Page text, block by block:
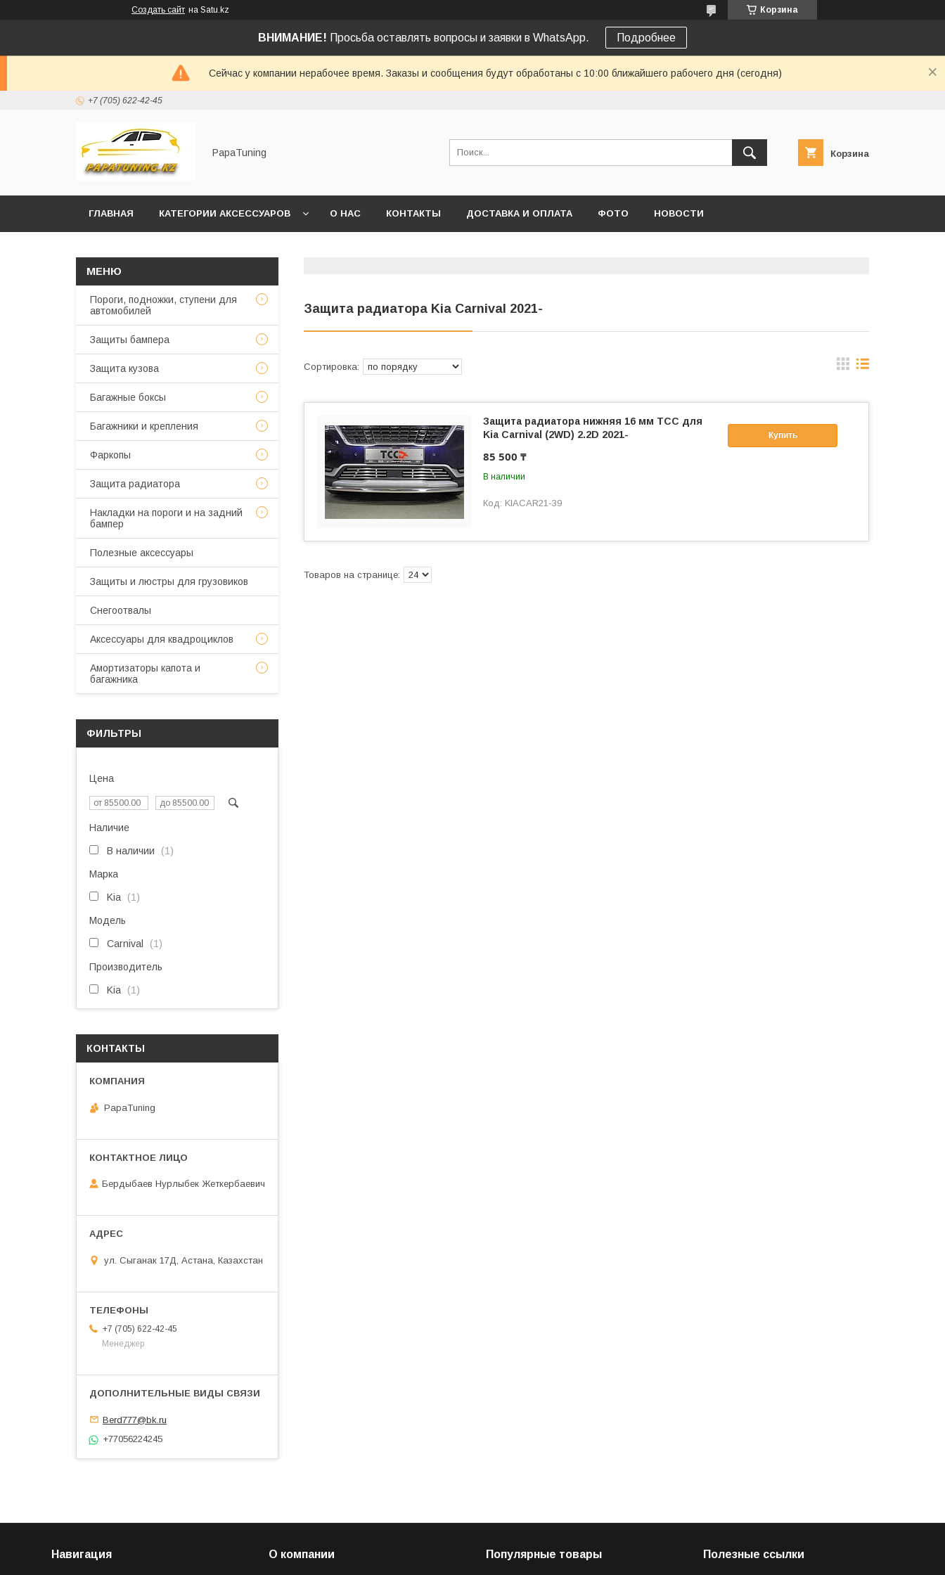
Создать сайт на Satu.kz Корзина
ВНИМАНИЕ! Просьба оставлять вопросы и заявки в WhatsApp. Подробнее
Сейчас у компании нерабочее время. Заказы и сообщения будут обработаны с 10:00 ближайшего рабочего дня (сегодня)
+7 (705) 622-42-45
PapaTuning Корзина
ГЛАВНАЯ КАТЕГОРИИ АКСЕССУАРОВ О НАС КОНТАКТЫ ДОСТАВКА И ОПЛАТА ФОТО НОВОСТИ
Защита радиатора Kia Carnival 2021-
Купить
Защита радиатора нижняя 16 мм ТСС для
Kia Carnival (2WD) 2.2D 2021-
85 500 ₸
В наличии
KIACAR21-39
Пороги, подножки, ступени для
автомобилей
Защиты бампера
Защита кузова
Багажные боксы
Багажники и крепления
Фаркопы
Защита радиатора
Накладки на пороги и на задний
бампер
Полезные аксессуары
Защиты и люстры для грузовиков
Снегоотвалы
Аксессуары для квадроциклов
Амортизаторы капота и
багажника
ФИЛЬТРЫ
Цена
Наличие
В наличии 1
Марка
Kia 1
Модель
Carnival 1
Производитель
Kia 1
КОНТАКТЫ
PapaTuning
Бердыбаев Нурлыбек Жеткербаевич
ул. Сыганак 17Д, Астана, Казахстан
+7 (705) 622-42-45
Менеджер
Berd777@bk.ru
+77056224245
Навигация О компании Популярные товары Полезные ссылки